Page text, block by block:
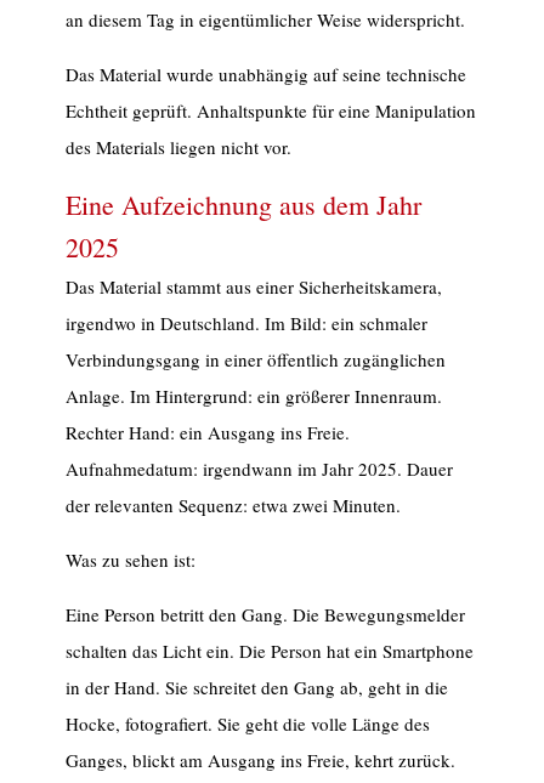
an diesem Tag in eigentümlicher Weise widerspricht.
Das Material wurde unabhängig auf seine technische
Echtheit geprüft. Anhaltspunkte für eine Manipulation
des Materials liegen nicht vor.
Eine Aufzeichnung aus dem Jahr
2025
Das Material stammt aus einer Sicherheitskamera,
irgendwo in Deutschland. Im Bild: ein schmaler
Verbindungsgang in einer öffentlich zugänglichen
Anlage. Im Hintergrund: ein größerer Innenraum.
Rechter Hand: ein Ausgang ins Freie.
Aufnahmedatum: irgendwann im Jahr 2025. Dauer
der relevanten Sequenz: etwa zwei Minuten.
Was zu sehen ist:
Eine Person betritt den Gang. Die Bewegungsmelder
schalten das Licht ein. Die Person hat ein Smartphone
in der Hand. Sie schreitet den Gang ab, geht in die
Hocke, fotografiert. Sie geht die volle Länge des
Ganges, blickt am Ausgang ins Freie, kehrt zurück.